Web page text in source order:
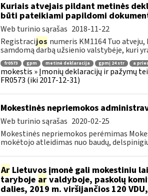
Kuriais atvejais pildant metinės
būti pateikiami papildomi
Web turinio sąrašas 2018-11-22
Registracijos numeris KM1164 Tuo
samdomą darbą užsienio valstybėje, kuri
fr0573 gpm metinė deklaracija gpmį 24 str a
mokestis » Įmonių deklaracijų ir pažymų
FR0573 (iki 2017-12-31)
Mokestinės nepriemokos
Web turinio sąrašas 2020-02-25
Mokestinės nepriemokos perėmimas
mokėtojo atleidimas nuo baudų,
ArLietuvos įmonė gali mokestiniu
taryboje arvaldyboje, paskolų
dalies, 2019 m. viršijančios 120